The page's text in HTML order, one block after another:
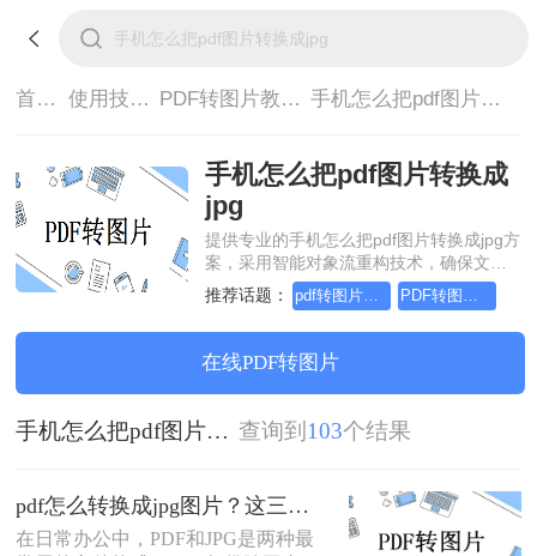
首页> 使用技巧> PDF转图片教程> 手机怎么把pdf图片转换成jpg
手机怎么把pdf图片转换成
jpg
提供专业的手机怎么把pdf图片转换成jpg方
案，采用智能对象流重构技术，确保文档
1:1高保真还原且排版不乱码。支持一键批
量处理，全链路 SSL 加密保障隐私安全。
助您快速实现手机怎么把pdf图片转换成
jpg，无需安装，高效办公。
推荐话题： pdf转图片怎么转，这个方法简单又方便
在线PDF转图片
手机怎么把pdf图片转换成jpg 查询到 103个结果
pdf怎么转换成jpg图片？这三种方法简单又实用！
在日常办公中，PDF和JPG是两种最